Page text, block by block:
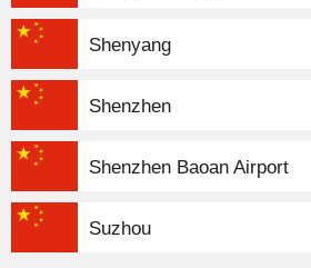
Shenyang
Shenzhen
Shenzhen Baoan Airport
Suzhou